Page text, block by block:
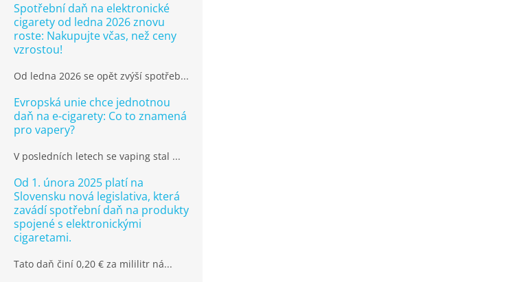
Spotřební daň na elektronické
cigarety od ledna 2026 znovu
roste: Nakupujte včas, než ceny
vzrostou!
Od ledna 2026 se opět zvýší spotřeb...
Evropská unie chce jednotnou
daň na e-cigarety: Co to znamená
pro vapery?
V posledních letech se vaping stal ...
Od 1. února 2025 platí na
Slovensku nová legislativa, která
zavádí spotřební daň na produkty
spojené s elektronickými
cigaretami.
Tato daň činí 0,20 € za mililitr ná...